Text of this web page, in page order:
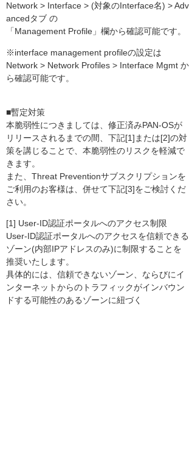
Network > Interface > (対象のInterface名) > Adv
ancedタブ の
「Management Profile」欄から確認可能です。
※interface management profileの設定は
Network > Network Profiles > Interface Mgmt か
ら確認可能です。
■暫定対策
本脆弱性につきましては、修正済みPAN-OSが
リリースされるまでの間、下記[1]または[2]の対
策を講じることで、本脆弱性のリスクを軽減で
きます。
また、Threat Preventionサブスクリプションを
ご利用のお客様は、併せて下記[3]をご検討くだ
さい。
[1] User-ID認証ポータルへのアクセス制限
User-ID認証ポータルへのアクセスを信頼できる
ゾーン(内部IPアドレスのみ)に制限することを
推奨いたします。
具体的には、信頼できないゾーン、ならびにイ
ンターネットからのトラフィックがインバウン
ドする可能性のあるゾーンに紐づく